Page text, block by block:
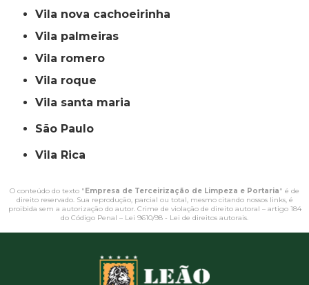
vila nova cachoeirinha
vila palmeiras
vila romero
vila roque
vila santa maria
São Paulo
Vila Rica
O conteúdo do texto " Empresa de Terceirização de Limpeza e Portaria" é de
direito reservado. Sua reprodução, parcial ou total, mesmo citando nossos links, é
proibida sem a autorização do autor. Crime de violação de direito autoral – artigo 184
do Código Penal – Lei 9610/98 - Lei de direitos autorais.